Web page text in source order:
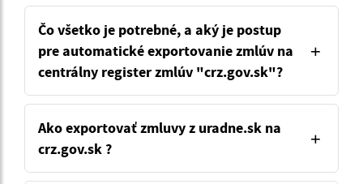
Čo všetko je potrebné, a aký je postup
pre automatické exportovanie zmlúv na
centrálny register zmlúv "crz.gov.sk"?
Ako exportovať zmluvy z uradne.sk na
crz.gov.sk ?